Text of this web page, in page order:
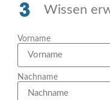
Wissen
Vorname
Nachname